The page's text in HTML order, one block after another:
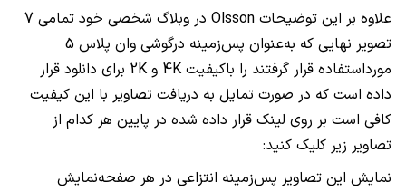
علاوه بر این توضیحات Olsson در وبلاگ شخصی خود تمامی 7
تصویر نهایی که به‌عنوان پس‌زمینه درگوشی وان پلاس 5
مورداستفاده قرار گرفتند را باکیفیت 4K و 2K برای دانلود قرار
داده است که در صورت تمایل به دریافت تصاویر با این کیفیت
کافی است بر روی لینک قرار داده شده در پایین هر کدام از
تصاویر زیر کلیک کنید:
نمایش این تصاویر پس‌زمینه انتزاعی در هر صفحه‌نمایش